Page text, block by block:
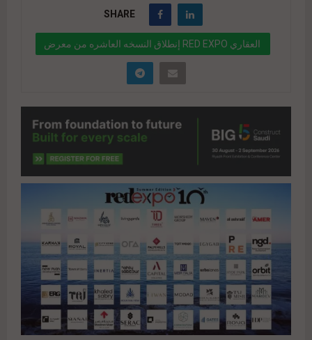
SHARE
إنطلاق النسخه العاشره من معرض RED EXPO العقاري
eg.net/%d8%a5%d9%86%d8%b7%d9%84%d8%a
7%d9%82-
%d8%a7%d9%84%d9%86%d8%b3%d8%ae%d9%
%d8%a7%d9%84%d8%b9%d8%a7%d8%b4%d8%
%d9%85%d8%b9%d8%b1%d8%b6-red-expo-
%d8%a7%d9%84%d8%b9%d9%82%d8%a7%d8%
b1/" href="#">